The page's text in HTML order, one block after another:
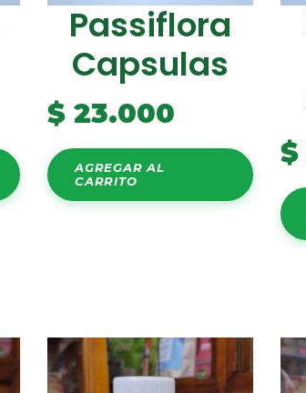
Passiflora
Capsulas
$ 23.000
AGREGAR AL
CARRITO
$